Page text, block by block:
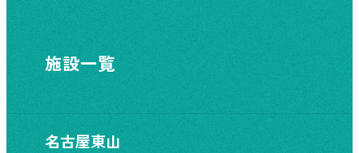
施設一覧
名古屋東山